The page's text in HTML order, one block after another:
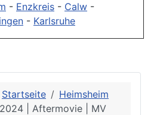
- Enzkreis - Calw -
- Karlsruhe
Startseite
Heimsheim
| Aftermovie | MV